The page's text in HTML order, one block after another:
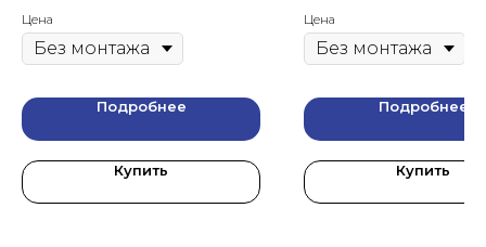
Цена
Подробнее
Купить
Цена
Подробнее
Купить